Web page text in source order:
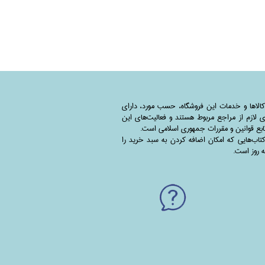
و خدمات این فروشگاه، حسب مورد،‌ دارای
لازم از مراجع مربوط هستند ‌و‌‌ فعالیت‌های این
قوانین و مقررات جمهوری اسلامی است.
که امکان اضافه کردن به سبد خرید را
روز است.